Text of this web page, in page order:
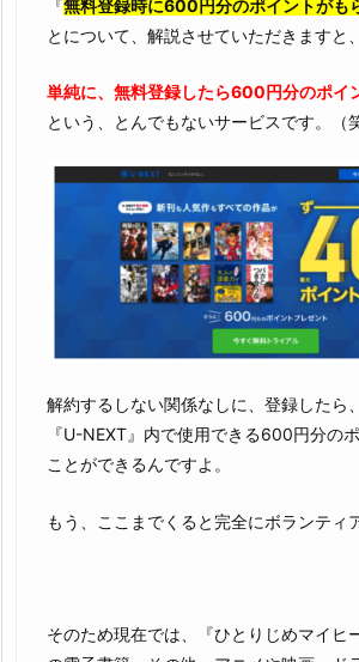
『無料登録時に600円分のポイントがも
とについて、解説させていただきますと、
単純に、無料登録したら600円分のポイ
という、とんでもないサービスです。（笑
解約するしない関係なしに、登録したら
『U-NEXT』内で使用できる600円分の
ことができるんですよ。
もう、ここまでくると完全にボランティ
そのため現在では、『ひとりじめマイヒ